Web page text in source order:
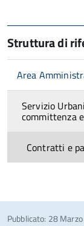
Struttura di
Area
Servizio
committenza
Contratti e
Pubblicato: 28